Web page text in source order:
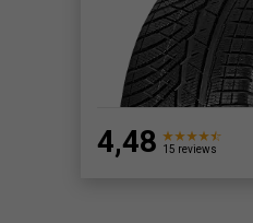
4,48 15 reviews